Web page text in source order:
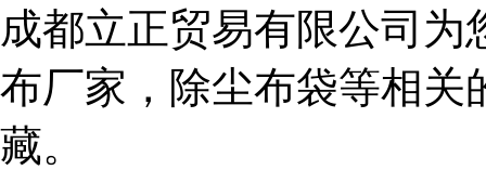
成都立正贸易有限公司为
布厂家，除尘布袋等相关
藏。